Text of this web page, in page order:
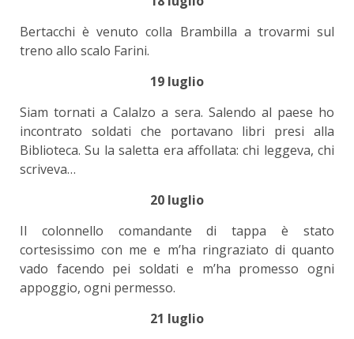
Bertacchi è venuto colla Brambilla a trovarmi sul
treno allo scalo Farini.
19 luglio
Siam tornati a Calalzo a sera. Salendo al paese ho
incontrato soldati che portavano libri presi alla
Biblioteca. Su la saletta era affollata: chi leggeva, chi
scriveva…
20 luglio
Il colonnello comandante di tappa è stato
cortesissimo con me e m’ha ringraziato di quanto
vado facendo pei soldati e m’ha promesso ogni
appoggio, ogni permesso.
21 luglio